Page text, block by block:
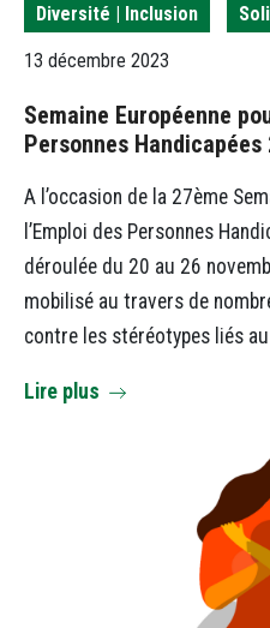
Diversité | Inclusion
13 décembre 2023
Semaine Européenne
Personnes Handicapées
A l’occasion de la 27ème
l’Emploi des Personnes
déroulée du 20 au 26
mobilisé au travers de
contre les stéréotypes liés
Lire plus